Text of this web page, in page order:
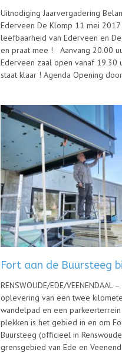
Uitnodiging Jaarvergadering
Ederveen De Klomp 11 mei
leefbaarheid van Ederveen en
en praat mee ! Aanvang 20.00
Ederveen zaal open vanaf
staat klaar ! Agenda Opening
Fort aan de Buursteeg
RENSWOUDE/EDE/VEENENDAAL
oplevering van een twee
wandelpad en een
plekken is het gebied in en om
Buursteeg (officieel in
grensgebied van Ede en